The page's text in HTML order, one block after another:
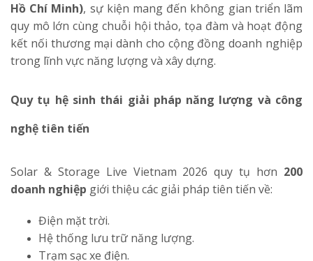
Hồ Chí Minh), sự kiện mang đến không gian triển lãm
quy mô lớn cùng chuỗi hội thảo, tọa đàm và hoạt động
kết nối thương mại dành cho cộng đồng doanh nghiệp
trong lĩnh vực năng lượng và xây dựng.
Quy tụ hệ sinh thái giải pháp năng lượng và công
nghệ tiên tiến
Solar & Storage Live Vietnam 2026 quy tụ hơn 200
doanh nghiệp giới thiệu các giải pháp tiên tiến về:
Điện mặt trời.
Hệ thống lưu trữ năng lượng.
Trạm sạc xe điện.